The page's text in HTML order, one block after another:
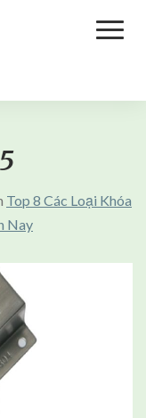
Top 8 Các Loại Khóa
Nay